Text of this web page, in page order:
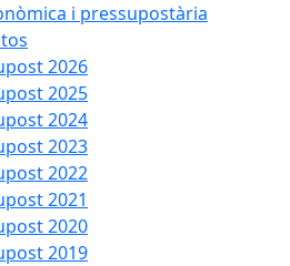
i pressupostària
2026
2025
2024
2023
2022
2021
2020
2019